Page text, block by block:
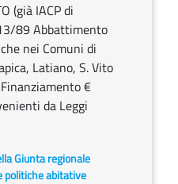
(già IACP di
89 Abbattimento
nei Comuni di
Latiano, S. Vito
€
da Leggi
Giunta regionale
politiche abitative